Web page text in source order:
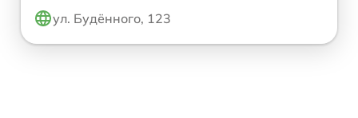
ул. Будённого, 123